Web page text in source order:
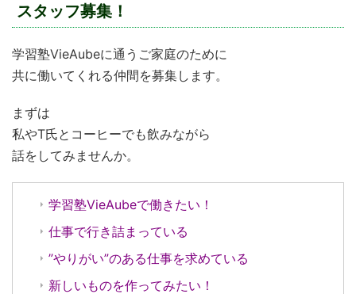
スタッフ募集！
学習塾VieAubeに通うご家庭のために
共に働いてくれる仲間を募集します。
まずは
私やT氏とコーヒーでも飲みながら
話をしてみませんか。
学習塾VieAubeで働きたい！
仕事で行き詰まっている
”やりがい”のある仕事を求めている
新しいものを作ってみたい！